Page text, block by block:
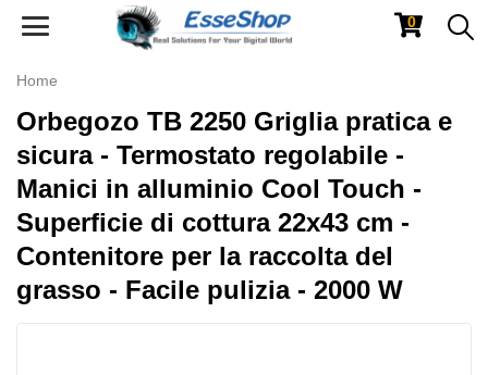
Toggle
0
Home
Orbegozo TB 2250 Griglia pratica e
sicura - Termostato regolabile -
Manici in alluminio Cool Touch -
Superficie di cottura 22x43 cm -
Contenitore per la raccolta del
grasso - Facile pulizia - 2000 W